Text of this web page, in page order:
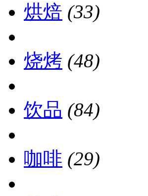
烘焙 (33)
烧烤 (48)
饮品 (84)
咖啡 (29)